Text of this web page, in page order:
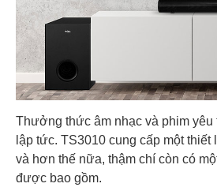
Thưởng thức âm nhạc và phim yêu
lập tức. TS3010 cung cấp một
và hơn thế nữa, thậm chí còn có
được bao gồm.